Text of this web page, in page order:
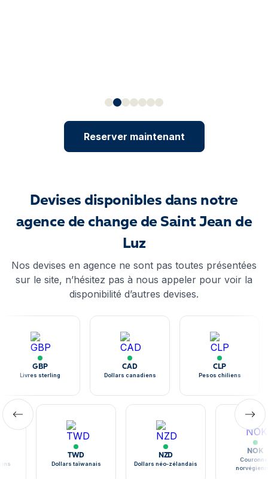
Reserver maintenant
Devises disponibles dans notre
agence de change de Saint Jean de
Luz
Nos devises en agence ne sont pas toutes présentées
sur le site, n’hésitez pas à nous appeler pour voir la
disponibilité d’autres devises.
GBP
Livres sterling
CAD
Dollars canadiens
CLP
Pesos chiliens
TWD
Dollars taïwanais
NZD
Dollars néo-zélandais
NOK